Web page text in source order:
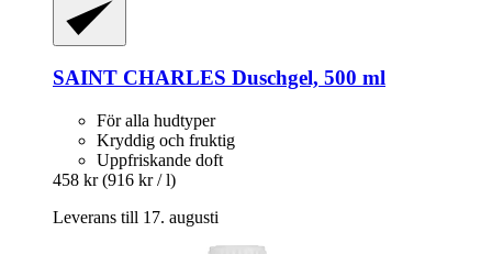
SAINT CHARLES Duschgel, 500 ml
För alla hudtyper
Kryddig och fruktig
Uppfriskande doft
458 kr (916 kr / l)
Leverans till 17. augusti